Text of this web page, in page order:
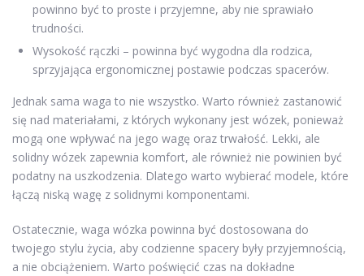
powinno być to proste i przyjemne, aby nie sprawiało
trudności.
Wysokość rączki – powinna być wygodna dla rodzica,
sprzyjająca ergonomicznej postawie podczas spacerów.
Jednak sama waga to nie wszystko. Warto również zastanowić
się nad materiałami, z których wykonany jest wózek, ponieważ
mogą one wpływać na jego wagę oraz trwałość. Lekki, ale
solidny wózek zapewnia komfort, ale również nie powinien być
podatny na uszkodzenia. Dlatego warto wybierać modele, które
łączą niską wagę z solidnymi komponentami.
Ostatecznie, waga wózka powinna być dostosowana do
twojego stylu życia, aby codzienne spacery były przyjemnością,
a nie obciążeniem. Warto poświęcić czas na dokładne